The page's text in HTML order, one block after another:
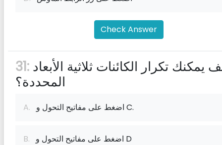
Check Answer
31:
المحددة؟
A. اضغط على مفاتيح التحول و C.
B. اضغط على مفاتيح التحول و D